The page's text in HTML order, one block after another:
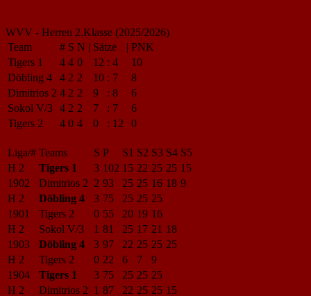
WVV - Herren 2.Klasse (2025/2026)
Team
# S N | Sätze | PNK
Tigers 1
4 4 0 12 : 4
10
Döbling 4
4 2 2 10 : 7
8
Dimitrios 2 4 2 2 9 : 8
6
Sokol V/3 4 2 2 7 : 7
6
Tigers 2
4 0 4 0 : 12 0
Liga/# Teams S P S1 S2 S3 S4 S5
H 2
Tigers 1 3 102 15 22 25 25 15
1902
Dimitrios 2 2 93 25 25 16 18 9
H 2
Döbling 4 3 75 25 25 25
1901
Tigers 2 0 55 20 19 16
H 2
Sokol V/3 1 81 25 17 21 18
1903
Döbling 4 3 97 22 25 25 25
H 2
Tigers 2 0 22 6 7
9
1904
Tigers 1 3 75 25 25 25
H 2
Dimitrios 2 1 87 22 25 25 15